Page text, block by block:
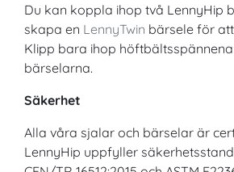
Du kan koppla ihop två LennyHip
skapa en LennyTwin bärsele för
Klipp bara ihop
bärselarna.
Säkerhet
Alla våra sjalar och bärselar är
LennyHip uppfyller